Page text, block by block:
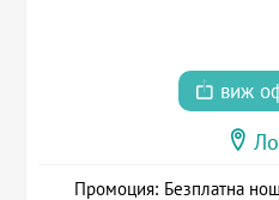
виж
Промоция: Безплатна